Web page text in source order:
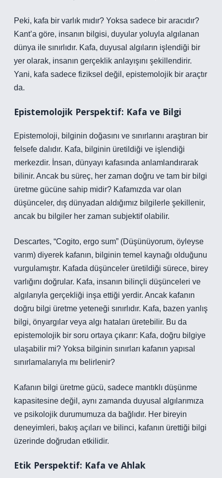
Peki, kafa bir varlık mıdır? Yoksa sadece bir aracıdır?
Kant’a göre, insanın bilgisi, duyular yoluyla algılanan
dünya ile sınırlıdır. Kafa, duyusal algıların işlendiği bir
yer olarak, insanın gerçeklik anlayışını şekillendirir.
Yani, kafa sadece fiziksel değil, epistemolojik bir araçtır
da.
Epistemolojik Perspektif: Kafa ve Bilgi
Epistemoloji, bilginin doğasını ve sınırlarını araştıran bir
felsefe dalıdır. Kafa, bilginin üretildiği ve işlendiği
merkezdir. İnsan, dünyayı kafasında anlamlandırarak
bilinir. Ancak bu süreç, her zaman doğru ve tam bir bilgi
üretme gücüne sahip midir? Kafamızda var olan
düşünceler, dış dünyadan aldığımız bilgilerle şekillenir,
ancak bu bilgiler her zaman subjektif olabilir.
Descartes, “Cogito, ergo sum” (Düşünüyorum, öyleyse
varım) diyerek kafanın, bilginin temel kaynağı olduğunu
vurgulamıştır. Kafada düşünceler üretildiği sürece, birey
varlığını doğrular. Kafa, insanın bilinçli düşünceleri ve
algılarıyla gerçekliği inşa ettiği yerdir. Ancak kafanın
doğru bilgi üretme yeteneği sınırlıdır. Kafa, bazen yanlış
bilgi, önyargılar veya algı hataları üretebilir. Bu da
epistemolojik bir soru ortaya çıkarır: Kafa, doğru bilgiye
ulaşabilir mi? Yoksa bilginin sınırları kafanın yapısal
sınırlamalarıyla mı belirlenir?
Kafanın bilgi üretme gücü, sadece mantıklı düşünme
kapasitesine değil, aynı zamanda duyusal algılarımıza
ve psikolojik durumumuza da bağlıdır. Her bireyin
deneyimleri, bakış açıları ve bilinci, kafanın ürettiği bilgi
üzerinde doğrudan etkilidir.
Etik Perspektif: Kafa ve Ahlak